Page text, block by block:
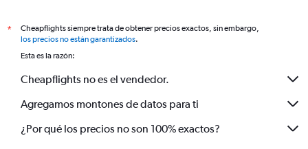
*
Cheapflights siempre trata de obtener precios exactos, sin embargo,
los precios no están garantizados.
Esta es la razón:
Cheapflights no es el vendedor.
Agregamos montones de datos para ti
¿Por qué los precios no son 100% exactos?